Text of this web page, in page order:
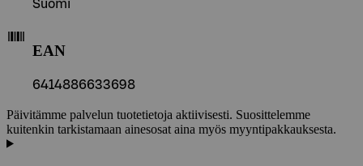
Suomi
EAN
6414886633698
Päivitämme palvelun tuotetietoja aktiivisesti. Suosittelemme
kuitenkin tarkistamaan ainesosat aina myös myyntipakkauksesta.